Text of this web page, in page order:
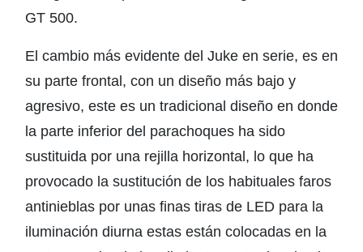
GT 500.
El cambio más evidente del Juke en serie, es en
su parte frontal, con un diseño más bajo y
agresivo, este es un tradicional diseño en donde
la parte inferior del parachoques ha sido
sustituida por una rejilla horizontal, lo que ha
provocado la sustitución de los habituales faros
antinieblas por unas finas tiras de LED para la
iluminación diurna estas están colocadas en la